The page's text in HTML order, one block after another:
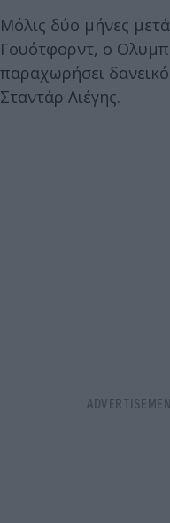
Μόλις δύο μήνες
Γουότφορντ, ο
παραχωρήσει
Σταντάρ Λιέγης.